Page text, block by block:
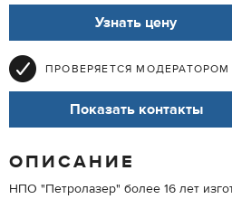
Узнать цену
ПРОВЕРЯЕТСЯ МОДЕРАТОРОМ
Показать контакты
ОПИСАНИЕ
НПО "Петролазер" более 16 лет